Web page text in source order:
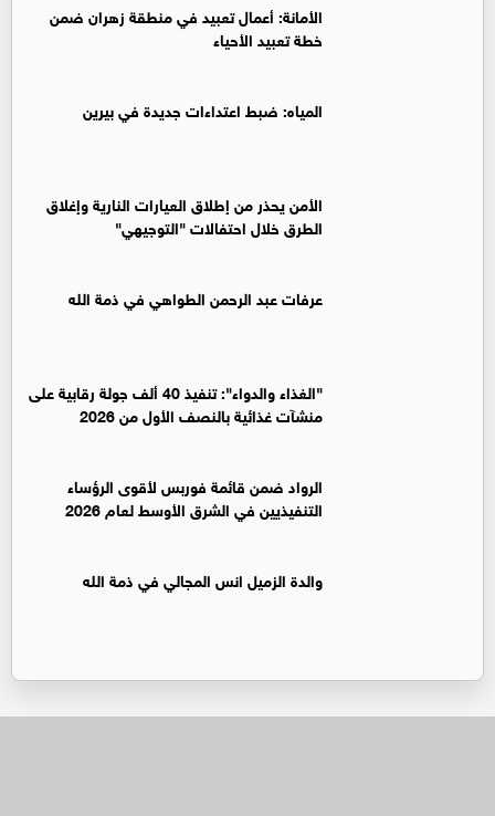
الأمانة: أعمال تعبيد في منطقة زهران ضمن
خطة تعبيد الأحياء
المياه: ضبط اعتداءات جديدة في بيرين
الأمن يحذر من إطلاق العيارات النارية وإغلاق
الطرق خلال احتفالات "التوجيهي"
عرفات عبد الرحمن الطواهي في ذمة الله
"الغذاء والدواء": تنفيذ 40 ألف جولة رقابية على
منشآت غذائية بالنصف الأول من 2026
الرواد ضمن قائمة فوربس لأقوى الرؤساء
التنفيذيين في الشرق الأوسط لعام 2026
والدة الزميل انس المجالي في ذمة الله